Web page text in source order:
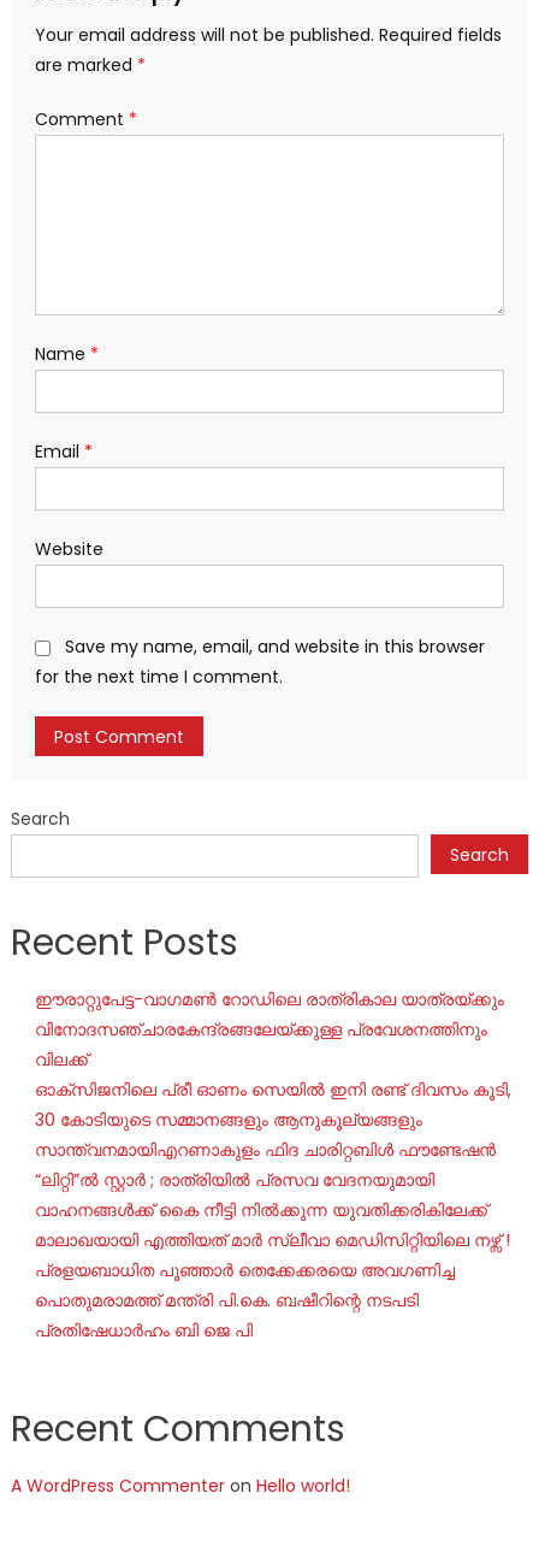
Your email address will not be published. Required fields
are marked *
Comment *
Name *
Email *
Website
Save my name, email, and website in this browser
for the next time I comment.
Search
Search
Recent Posts
ഈരാറ്റുപേട്ട-വാഗമൺ റോഡിലെ രാത്രികാല യാത്രയ്ക്കും
വിനോദസഞ്ചാരകേന്ദ്രങ്ങലേയ്ക്കുള്ള പ്രവേശനത്തിനും
വിലക്ക്
ഓക്‌സിജനിലെ പ്രീ ഓണം സെയില്‍ ഇനി രണ്ട് ദിവസം കൂടി,
30 കോടിയുടെ സമ്മാനങ്ങളും ആനുകൂല്യങ്ങളും
സാന്ത്വനമായിഎറണാകുളം ഫിദ ചാരിറ്റബിൾ ഫൗണ്ടേഷൻ
“ലിറ്റി”ൽ സ്റ്റാർ ; രാത്രിയിൽ പ്രസവ വേദനയുമായി
വാഹനങ്ങൾക്ക് കൈ നീട്ടി നിൽക്കുന്ന യുവതിക്കരികിലേക്ക്
മാലാഖയായി എത്തിയത് മാർ സ്ലീവാ മെഡിസിറ്റിയിലെ നഴ്സ് !
പ്രളയബാധിത പൂഞ്ഞാർ തെക്കേക്കരയെ അവഗണിച്ച
പൊതുമരാമത്ത് മന്ത്രി പി.കെ. ബഷീറിന്റെ നടപടി
പ്രതിഷേധാർഹം ബി ജെ പി
Recent Comments
A WordPress Commenteron Hello world!